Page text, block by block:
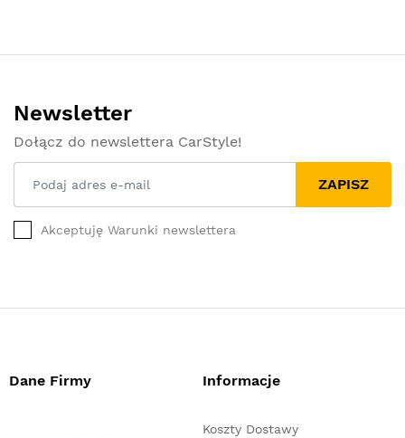
Newsletter
Dołącz do newslettera CarStyle!
ZAPISZ
Akceptuję Warunki newslettera
Dane Firmy Informacje
Koszty Dostawy